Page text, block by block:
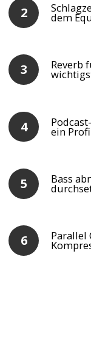
dem
Reverb
ein
Bass
Parallel